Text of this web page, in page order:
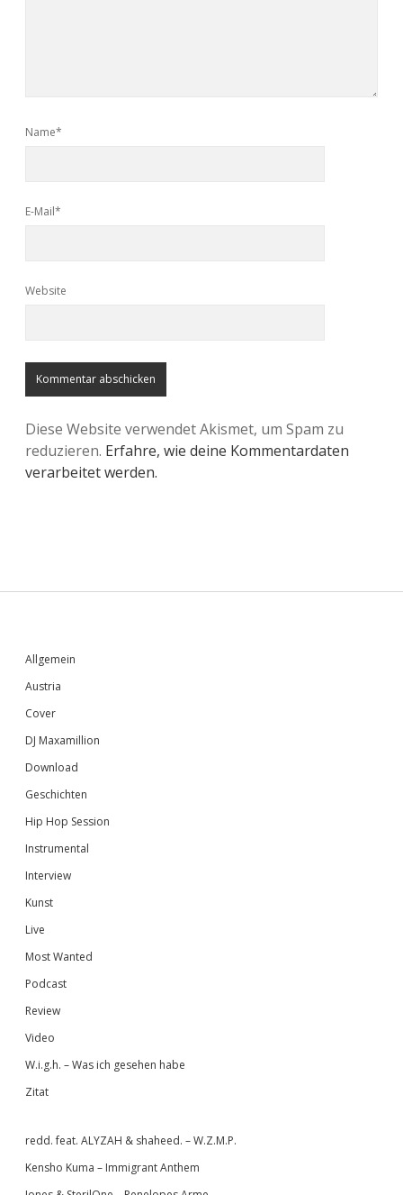
Name*
E-Mail*
Website
Diese Website verwendet Akismet, um Spam zu
reduzieren. Erfahre, wie deine Kommentardaten
verarbeitet werden.
Sidebar
Allgemein
Austria
Cover
DJ Maxamillion
Download
Geschichten
Hip Hop Session
Instrumental
Interview
Kunst
Live
Most Wanted
Podcast
Review
Video
W.i.g.h. – Was ich gesehen habe
Zitat
redd. feat. ALYZAH & shaheed. – W.Z.M.P.
Kensho Kuma – Immigrant Anthem